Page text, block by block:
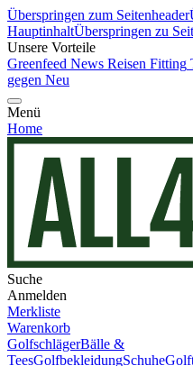
Überspringen zum Seitenheader
HauptinhaltÜberspringen zu
Unsere Vorteile
Greenfeed News Reisen Fitting
gegen Neu
Menü
Home
Suche
Anmelden
Merkliste
Warenkorb
GolfschlägerBälle &
TeesGolfbekleidungSchuhe